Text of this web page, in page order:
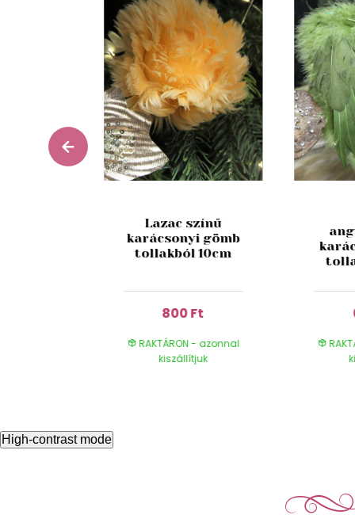
Lazac színű
karácsonyi gömb
tollakból 10cm
800 Ft
RAKTÁRON - azonnal
kiszállítjuk
High-contrast mode